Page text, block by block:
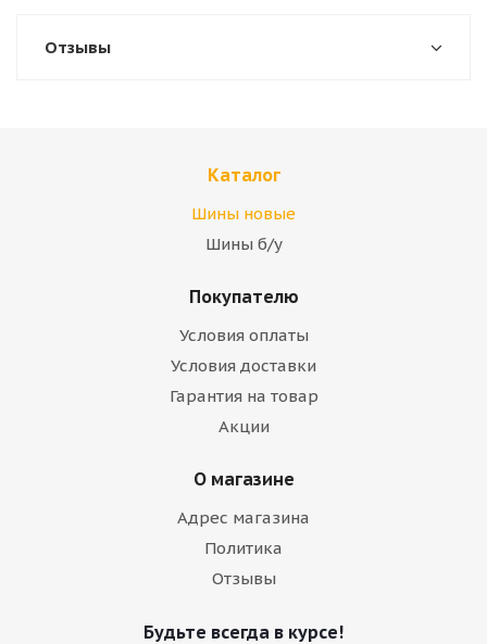
Отзывы
Каталог
Шины новые
Шины б/у
Покупателю
Условия оплаты
Условия доставки
Гарантия на товар
Акции
О магазине
Адрес магазина
Политика
Отзывы
Будьте всегда в курсе!